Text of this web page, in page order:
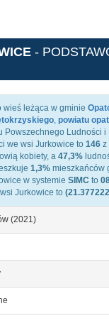
-
wieś leżąca w gminie
, powiatu
Powszechnego Ludności i
we wsi Jurkowice to 146 z
kobiety, a 47,3%
1,3% mieszkańców
w systemie SIMC to
Jurkowice to
(2021)